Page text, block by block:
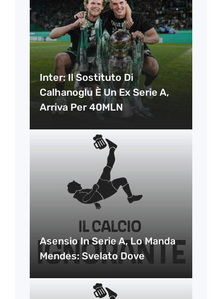
Inter: Il Sostituto Di
Calhanoglu È Un Ex Serie A,
Arriva Per 40MLN
Asensio In Serie A, Lo Manda
Mendes: Svelato Dove